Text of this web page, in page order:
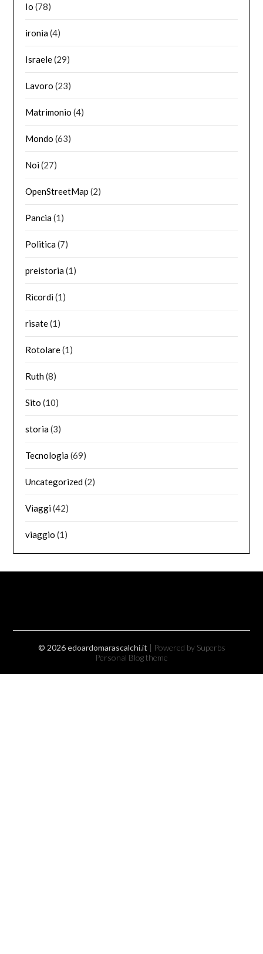
Io (78)
ironia(4)
Israele(29)
Lavoro (23)
Matrimonio (4)
Mondo (63)
Noi(27)
OpenStreetMap (2)
Pancia(1)
Politica(7)
preistoria(1)
Ricordi(1)
risate(1)
Rotolare(1)
Ruth(8)
Sito (10)
storia(3)
Tecnologia(69)
Uncategorized(2)
Viaggi(42)
viaggio (1)
© 2026 edoardomarascalchi.it | Powered by Superbs
Personal Blog theme